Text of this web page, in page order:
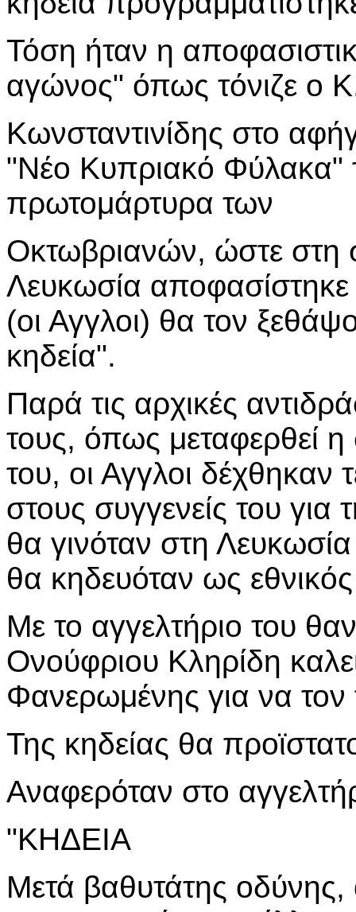
Τόση ήταν η
αγώνος" όπως τόνιζε ο
Κωνσταντινίδης στο
"Νέο Κυπριακό Φύλακα"
πρωτομάρτυρα των
Οκτωβριανών, ώστε στη
Λευκωσία
(οι Αγγλοι) θα τον
κηδεία".
Παρά τις αρχικές
τους, όπως μεταφερθεί
του, οι Αγγλοι
στους συγγενείς του
θα γινόταν στη
θα κηδευόταν ως
Με το αγγελτήριο του
Ονούφριου Κληρίδη
Φανερωμένης για να τον
Της κηδείας θα
Αναφερόταν στο
"ΚΗΔΕΙΑ
Μετά βαθυτάτης οδύνης,